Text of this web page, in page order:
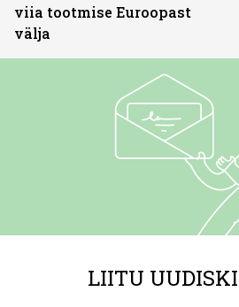
viia tootmise Euroopast
välja
LIITU